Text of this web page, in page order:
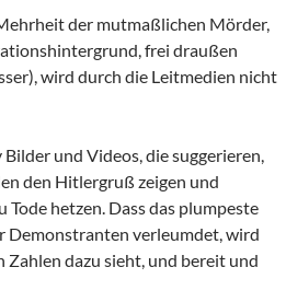
der mutmaßlichen Mörder,
frei draußen
wird durch die Leitmedien nicht
und Videos, die suggerieren,
den Hitlergruß zeigen und
hetzen. Dass das plumpeste
Demonstranten verleumdet, wird
dazu sieht, und bereit und